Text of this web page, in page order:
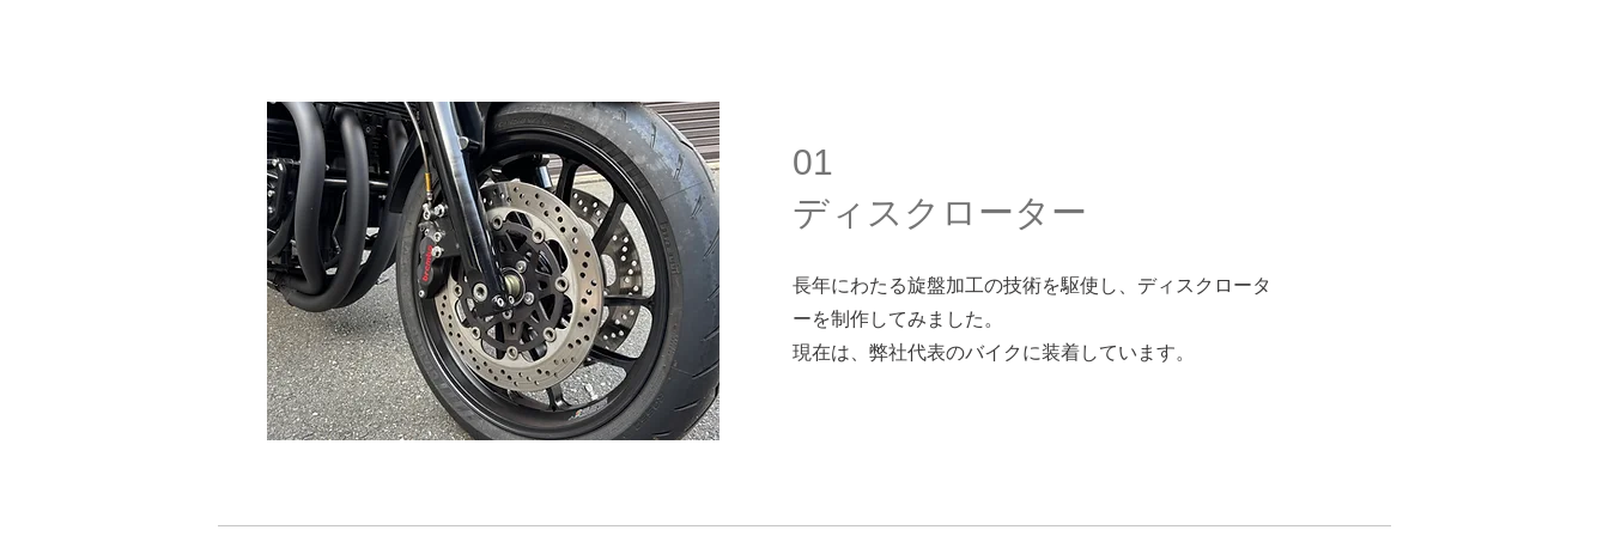
01
ディスクローター
長年にわたる旋盤加工の技術を駆使し、ディスクロータ
ーを制作してみました。
​現在は、弊社代表のバイクに装着しています。